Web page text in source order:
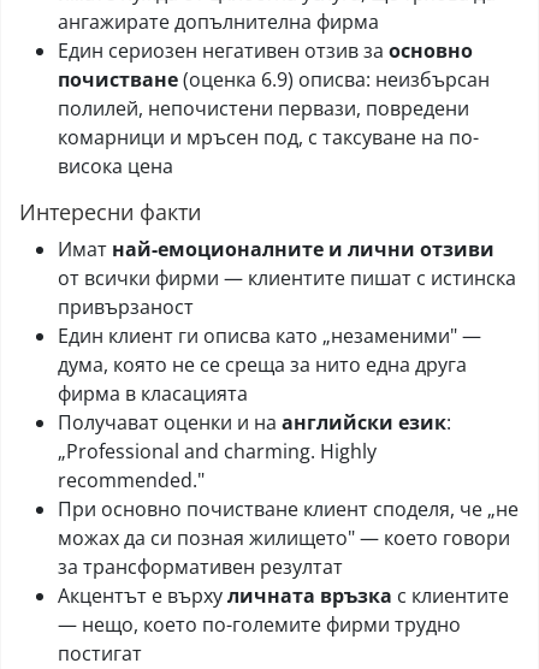
ангажирате допълнителна фирма
Един сериозен негативен отзив за основно
почистване(оценка 6.9) описва: неизбърсан
полилей, непочистени первази, повредени
комарници и мръсен под, с таксуване на по-
висока цена
Интересни факти
Имат най-емоционалните и лични отзиви
от всички фирми — клиентите пишат с истинска
привързаност
Един клиент ги описва като „незаменими" —
дума, която не се среща за нито една друга
фирма в класацията
Получават оценки и на английски език:
„Professional and charming. Highly
recommended."
При основно почистване клиент споделя, че „не
можах да си позная жилището" — което говори
за трансформативен резултат
Акцентът е върхуличната връзка с клиентите
— нещо, което по-големите фирми трудно
постигат